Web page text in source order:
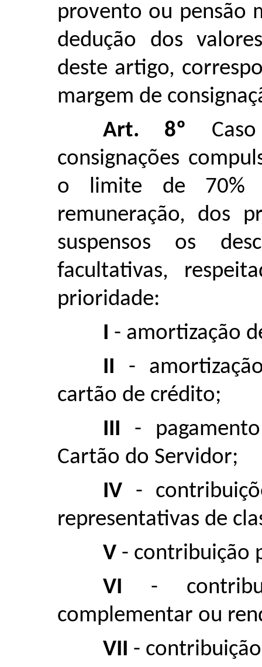
provento ou pensão
dedução dos
deste artigo,
margem de
Art. 8º
consignações
o limite de 70%
remuneração, dos
suspensos os
facultativas,
prioridade:
I - amortização
II -
cartão de crédito;
III -
Cartão do Servidor;
IV -
representativas de
V - contribuição
VI -
complementar ou
VII -